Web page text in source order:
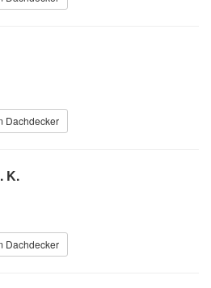
Dachdecker
K.
Dachdecker